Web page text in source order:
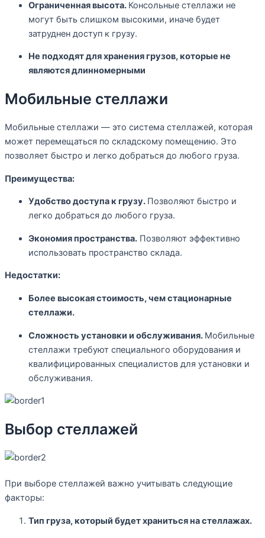
Ограниченная высота. Консольные стеллажи не
могут быть слишком высокими, иначе будет
затруднен доступ к грузу.
Не подходят для хранения грузов, которые не
являются длинномерными
Мобильные стеллажи
Мобильные стеллажи — это система стеллажей, которая
может перемещаться по складскому помещению. Это
позволяет быстро и легко добраться до любого груза.
Преимущества:
Удобство доступа к грузу. Позволяют быстро и
легко добраться до любого груза.
Экономия пространства. Позволяют эффективно
использовать пространство склада.
Недостатки:
Более высокая стоимость, чем стационарные
стеллажи.
Сложность установки и обслуживания. Мобильные
стеллажи требуют специального оборудования и
квалифицированных специалистов для установки и
обслуживания.
Выбор стеллажей
При выборе стеллажей важно учитывать следующие
факторы:
Тип груза, который будет храниться на стеллажах.